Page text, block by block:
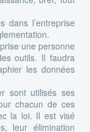
dans l’entreprise
une personne
outils. Il faudra
les données
sont utilisés ses
chacun de ces
la loi. Il est visé
leur élimination